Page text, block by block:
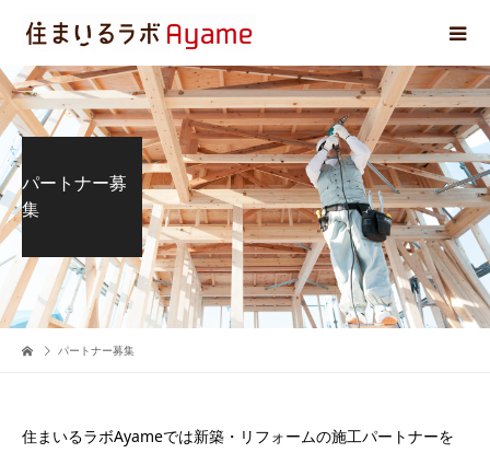
パートナー募
集
パートナー募集
住まいるラボAyameでは新築・リフォームの施工パートナーを